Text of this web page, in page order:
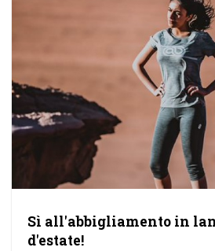
Sì all'abbigliamento in
d'estate!